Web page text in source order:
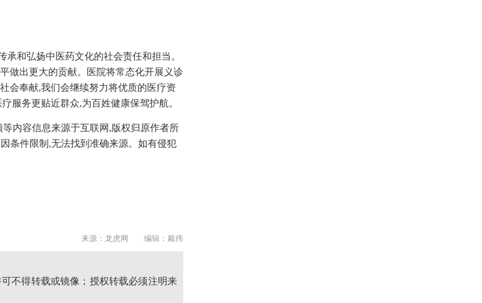
和弘扬中医药文化的社会责任和担当。
做出更大的贡献。医院将常态化开展义诊
会奉献,我们会继续努力将优质的医疗资
服务更贴近群众,为百姓健康保驾护航。
内容信息来源于互联网,版权归原作者所
条件限制,无法找到准确来源。如有侵犯
来源：龙虎网 编辑：戴伟
不得转载或镜像；授权转载必须注明来